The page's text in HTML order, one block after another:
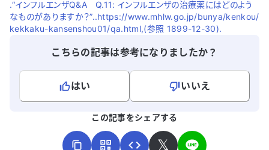
.“インフルエンザQ&A Q.11: インフルエンザの治療薬にはどのよう
なものがありますか？”..https://www.mhlw.go.jp/bunya/kenkou/
kekkaku-kansenshou01/qa.html,(参照 1899-12-30).
こちらの記事は参考になりましたか？
はい
いいえ
この記事をシェアする
𝕏